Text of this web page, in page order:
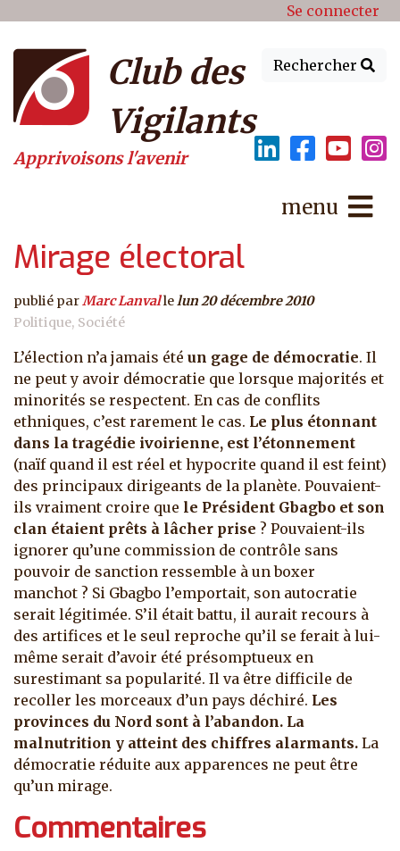
Menu du compte de Se connecter
Rechercher
Club des
Vigilants
Apprivoisons l'avenir
menu
Mirage électoral
publié parMarc Lanvallelun 20 décembre 2010
Politique Société
L’élection n’a jamais été un gage de démocratie. Il
ne peut y avoir démocratie que lorsque majorités et
minorités se respectent. En cas de conflits
ethniques, c’est rarement le cas. Le plus étonnant
dans la tragédie ivoirienne, est l’étonnement
(naïf quand il est réel et hypocrite quand il est feint)
des principaux dirigeants de la planète. Pouvaient-
ils vraiment croire que le Président Gbagbo et son
clan étaient prêts à lâcher prise ? Pouvaient-ils
ignorer qu’une commission de contrôle sans
pouvoir de sanction ressemble à un boxer
manchot ? Si Gbagbo l’emportait, son autocratie
serait légitimée. S’il était battu, il aurait recours à
des artifices et le seul reproche qu’il se ferait à lui-
même serait d’avoir été présomptueux en
surestimant sa popularité. Il va être difficile de
recoller les morceaux d’un pays déchiré. Les
provinces du Nord sont à l’abandon. La
malnutrition y atteint des chiffres alarmants. La
démocratie réduite aux apparences ne peut être
qu’un mirage.
Commentaires